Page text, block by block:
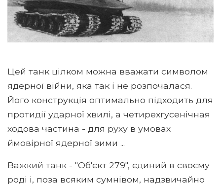
Цей танк цілком можна вважати символом
ядерної війни, яка так і не розпочалася.
Його конструкція оптимально підходить для
протидії ударної хвилі, а четирехгусенічная
ходова частина - для руху в умовах
ймовірної ядерної зими ...
Важкий танк - "Об'єкт 279", єдиний в своєму
роді і, поза всяким сумнівом, надзвичайно